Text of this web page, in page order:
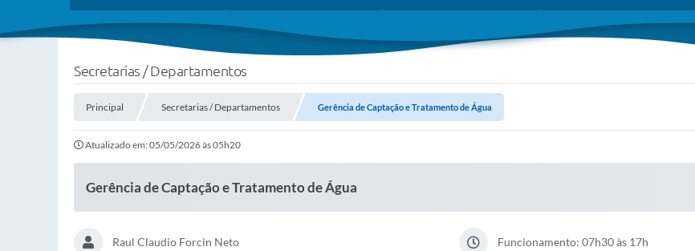
Secretarias / Departamentos
Principal Secretarias / Departamentos Gerência de Captação e Tratamento de Água
Atualizado em: 05/05/2026 às 05h20
Gerência de Captação e Tratamento de Água
Raul Claudio Forcin Neto Funcionamento: 07h30 às 17h